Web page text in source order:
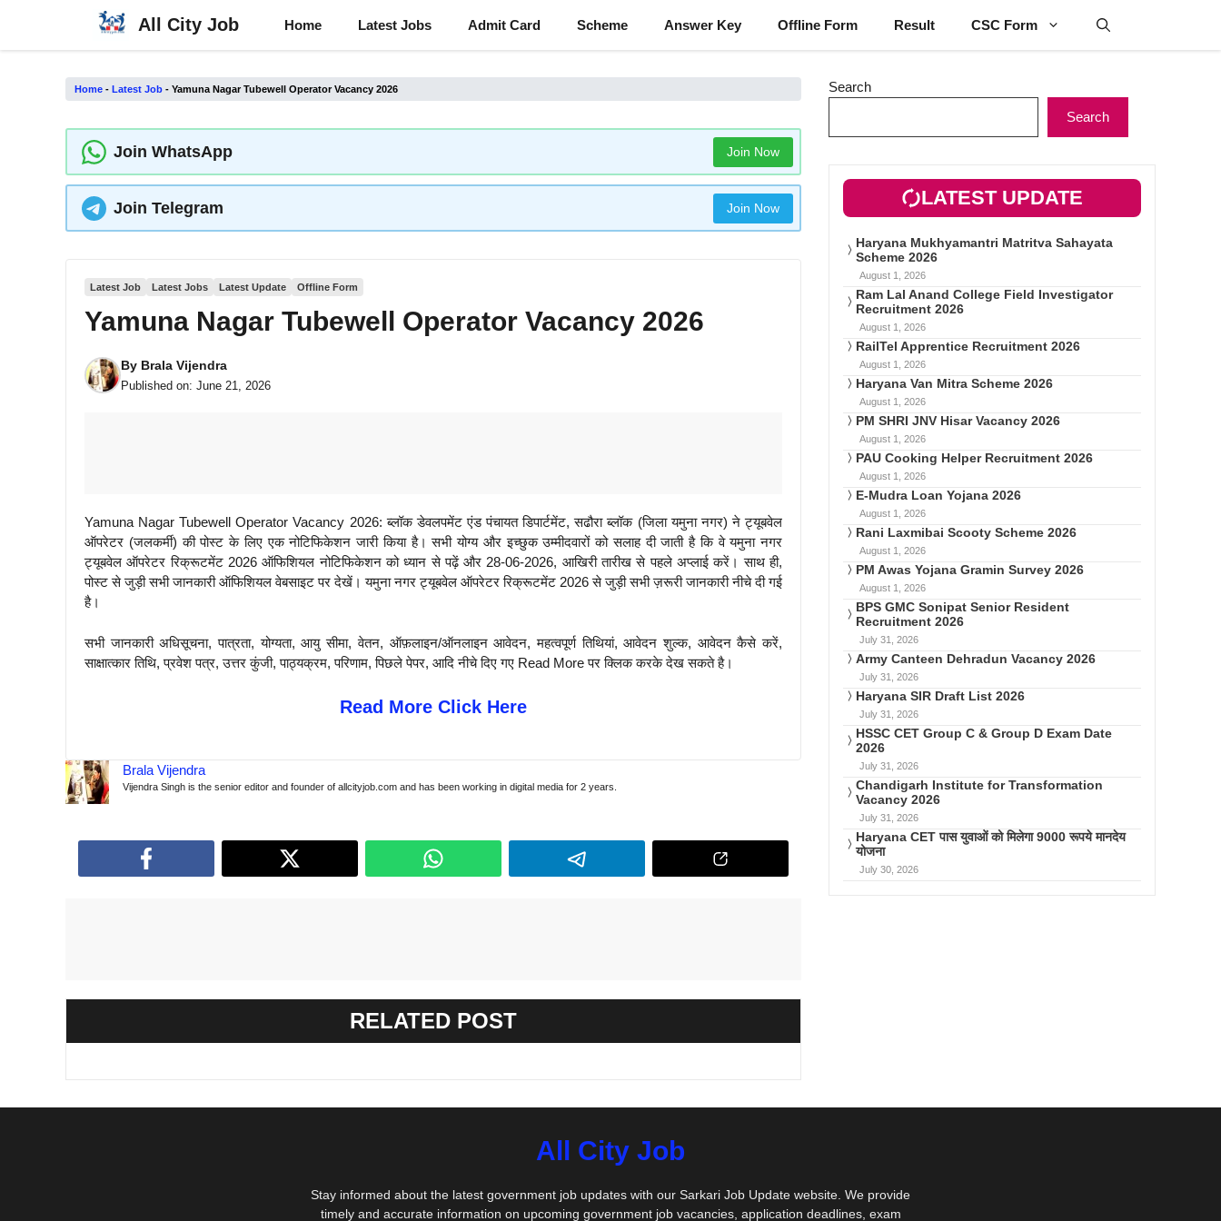
content
All City Job Home Latest Jobs Admit Card Scheme Answer Key Offline Form Result CSC Form
Home - Latest Job - Yamuna Nagar Tubewell Operator Vacancy 2026
Join WhatsApp Join Now
Join Telegram Join Now
Latest Job Latest Jobs Latest Update Offline Form
Yamuna Nagar Tubewell Operator Vacancy 2026
By Brala Vijendra
Published on: June 21, 2026
Yamuna Nagar Tubewell Operator Vacancy 2026: ब्लॉक डेवलपमेंट एंड पंचायत डिपार्टमेंट, सढौरा ब्लॉक (जिला यमुना नगर) ने ट्यूबवेल
ऑपरेटर (जलकर्मी) की पोस्ट के लिए एक नोटिफिकेशन जारी किया है। सभी योग्य और इच्छुक उम्मीदवारों को सलाह दी जाती है कि वे यमुना नगर
ट्यूबवेल ऑपरेटर रिक्रूटमेंट 2026 ऑफिशियल नोटिफिकेशन को ध्यान से पढ़ें और 28-06-2026, आखिरी तारीख से पहले अप्लाई करें। साथ ही,
पोस्ट से जुड़ी सभी जानकारी ऑफिशियल वेबसाइट पर देखें। यमुना नगर ट्यूबवेल ऑपरेटर रिक्रूटमेंट 2026 से जुड़ी सभी ज़रूरी जानकारी नीचे दी गई
है।
सभी जानकारी अधिसूचना, पात्रता, योग्यता, आयु सीमा, वेतन, ऑफ़लाइन/ऑनलाइन आवेदन, महत्वपूर्ण तिथियां, आवेदन शुल्क, आवेदन कैसे करें,
साक्षात्कार तिथि, प्रवेश पत्र, उत्तर कुंजी, पाठ्यक्रम, परिणाम, पिछले पेपर, आदि नीचे दिए गए Read More पर क्लिक करके देख सकते है।
Read More Click Here
Brala Vijendra
Vijendra Singh is the senior editor and founder of allcityjob.com and has been working in digital media for 2 years.
RELATED POST
Search
Search
LATEST UPDATE
Haryana Mukhyamantri Matritva Sahayata
Scheme 2026
August 1, 2026
Ram Lal Anand College Field Investigator
Recruitment 2026
August 1, 2026
RailTel Apprentice Recruitment 2026
August 1, 2026
Haryana Van Mitra Scheme 2026
August 1, 2026
PM SHRI JNV Hisar Vacancy 2026
August 1, 2026
PAU Cooking Helper Recruitment 2026
August 1, 2026
E-Mudra Loan Yojana 2026
August 1, 2026
Rani Laxmibai Scooty Scheme 2026
August 1, 2026
PM Awas Yojana Gramin Survey 2026
August 1, 2026
BPS GMC Sonipat Senior Resident
Recruitment 2026
July 31, 2026
Army Canteen Dehradun Vacancy 2026
July 31, 2026
Haryana SIR Draft List 2026
July 31, 2026
HSSC CET Group C & Group D Exam Date
2026
July 31, 2026
Chandigarh Institute for Transformation
Vacancy 2026
July 31, 2026
Haryana CET पास युवाओं को मिलेगा 9000 रूपये मानदेय
योजना
July 30, 2026
All City Job
Stay informed about the latest government job updates with our Sarkari Job Update website. We provide
timely and accurate information on upcoming government job vacancies, application deadlines, exam